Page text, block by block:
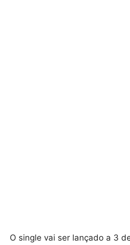
O single vai ser lançado a 3